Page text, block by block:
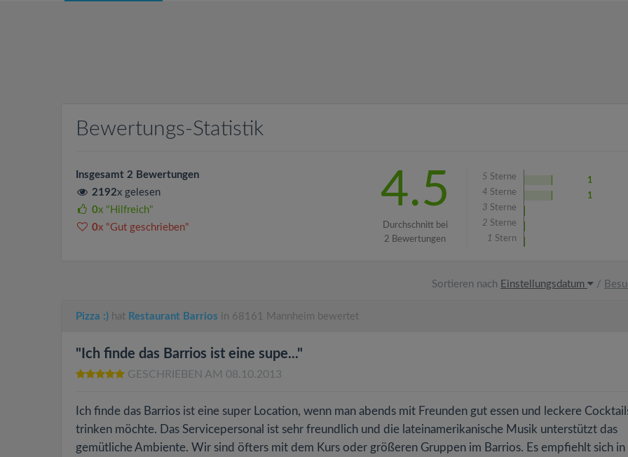
Bewertungs-Statistik
Insgesamt 2 Bewertungen
2192x gelesen
0x "Hilfreich"
0x "Gut geschrieben"
4.5
Durchschnitt bei
2 Bewertungen
5 Sterne
1
4 Sterne
1
3 Sterne
2 Sterne
1 Stern
Sortieren nach Einstellungsdatum /
Pizza :) hat Restaurant Barrios in 68161 Mannheim bewertet
"Ich finde das Barrios ist eine supe..."
GESCHRIEBEN AM 08.10.2013
Ich finde das Barrios ist eine super Location, wenn man abends mit Freunden gut essen und leckere
trinken möchte. Das Servicepersonal ist sehr freundlich und die lateinamerikanische Musik unterstützt das
gemütliche Ambiente. Wir sind öfters mit dem Kurs oder größeren Gruppen im Barrios. Es empfiehlt sich in